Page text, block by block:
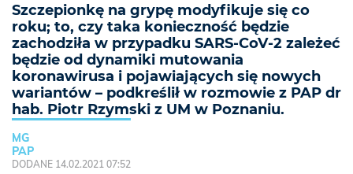
Szczepionkę na grypę modyfikuje się co
roku; to, czy taka konieczność będzie
zachodziła w przypadku SARS-CoV-2 zależeć
będzie od dynamiki mutowania
koronawirusa i pojawiających się nowych
wariantów – podkreślił w rozmowie z PAP dr
hab. Piotr Rzymski z UM w Poznaniu.
MG
PAP
DODANE 14.02.2021 07:52